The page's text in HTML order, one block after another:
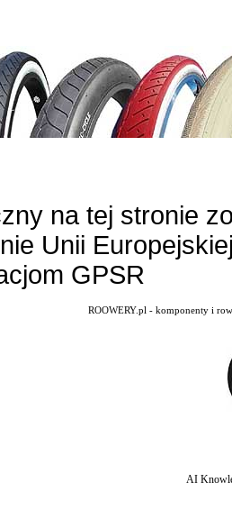
na tej stronie
Unii
GPSR
ROOWERY.pl - komponenty i
AI